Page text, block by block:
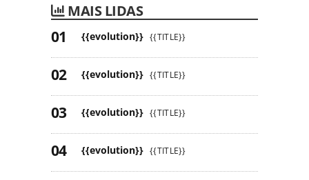
MAIS LIDAS
{{evolution}} {{TITLE}}
{{evolution}} {{TITLE}}
{{evolution}} {{TITLE}}
{{evolution}} {{TITLE}}